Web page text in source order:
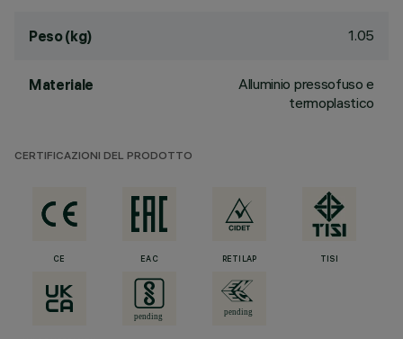
Peso (kg) 1.05
Materiale
Alluminio pressofuso e
termoplastico
CERTIFICAZIONI DEL PRODOTTO
CE EAC RETILAP TISI